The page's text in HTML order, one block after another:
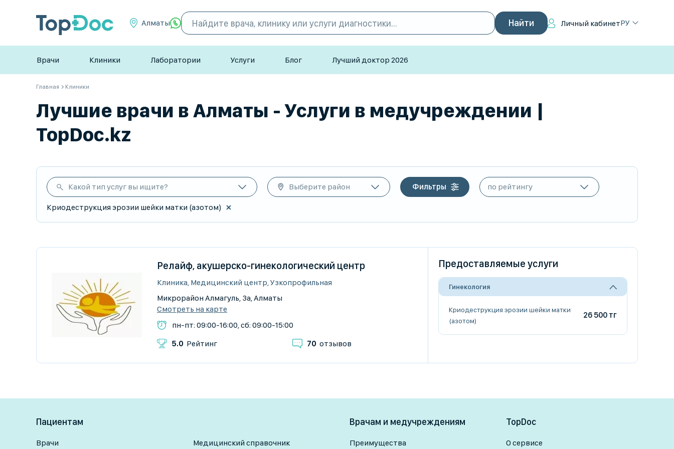
Алматы Личный кабинетРУ
Врачи Клиники Лаборатории Услуги Блог Лучший доктор 2026
Главная Клиники
Лучшие врачи в Алматы - Услуги в медучреждении |
TopDoc.kz
Какой тип услуг вы ищите?
Криодеструкция эрозии шейки матки (азотом)
Выберите район Фильтры
Релайф, акушерско-гинекологический центр
Клиника, Медицинский центр, Узкопрофильная
Микрорайон Алмагуль, 3а, Алматы
Смотреть на карте
пн-пт: 09:00-16:00, сб: 09:00-15:00
5.0 Рейтинг 70 отзывов
Предоставляемые услуги
Гинекология
Криодеструкция эрозии шейки матки
(азотом)
26 500 тг
Пациентам
Врачи Медицинский справочник
Врачам и медучреждениям
Преимущества
TopDoc
О сервисе